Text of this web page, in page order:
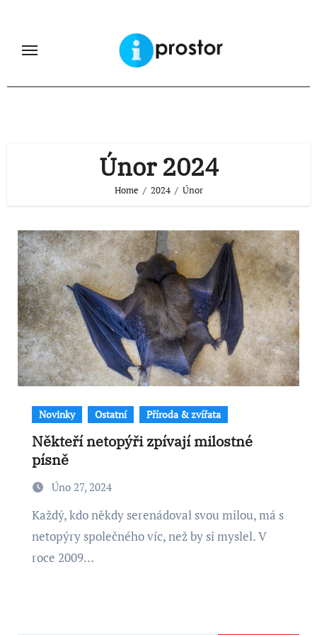
content
Únor 2024
Home 2024 Únor
Novinky Ostatní Příroda & zvířata
Někteří netopýři zpívají milostné
písně
Úno 27, 2024
Každý, kdo někdy serenádoval svou milou, má s
netopýry společného víc, než by si myslel. V
roce 2009…